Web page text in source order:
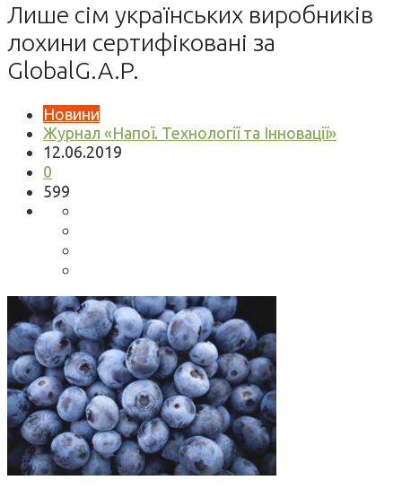
Лише сім українських виробників
лохини сертифіковані за
GlobalG.A.P.
Новини
Журнал «Напої. Технології та Інновації»
12.06.2019
0
599